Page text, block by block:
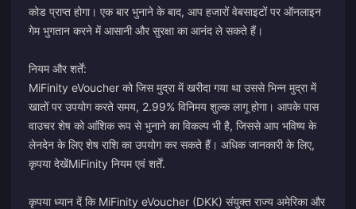
कोड प्राप्त होगा। एक बार भुनाने के बाद, आप हजारों वेबसाइटों पर ऑनलाइन
गेम भुगतान करने में आसानी और सुरक्षा का आनंद ले सकते हैं।
नियम और शर्तें:
MiFinity eVoucher को जिस मुद्रा में खरीदा गया था उससे भिन्न मुद्रा में
खातों पर उपयोग करते समय, 2.99% विनिमय शुल्क लागू होगा। आपके पास
वाउचर शेष को आंशिक रूप से भुनाने का विकल्प भी है, जिससे आप भविष्य के
लेनदेन के लिए शेष राशि का उपयोग कर सकते हैं। अधिक जानकारी के लिए,
कृपया देखेंMiFinity नियम एवं शर्तें.
कृपया ध्यान दें कि MiFinity eVoucher (DKK) संयुक्त राज्य अमेरिका और